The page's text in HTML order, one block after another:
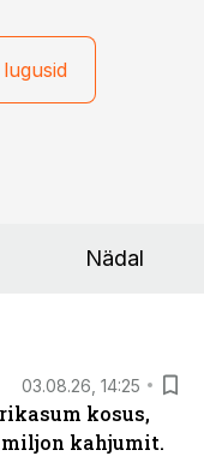
tarbesõidukeid
Vehoga on
osaks ettevõtte
Nädal
03.08.26, 14:25
kosus,
miljon kahjumit.